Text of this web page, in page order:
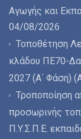
Αγωγής και
04/08/2026
Τοποθέτηση
κλάδου ΠΕ70-
2027 (Α΄ Φάση)
Τροποποίηση
προσωρινής
Π.Υ.Σ.Π.Ε.